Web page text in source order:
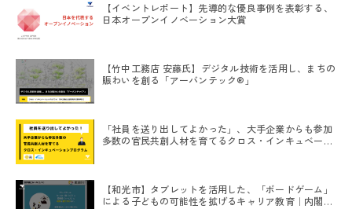
【イベントレポート】先導的な優良事例を表彰する、
日本オープンイノベーション大賞
【竹中工務店 安藤氏】デジタル技術を活用し、まちの
賑わいを創る「アーバンテック®」
「社員を送り出してよかった」、大手企業からも参加
多数の官民共創人材を育てるクロス・インキュベーシ
【和光市】タブレットを活用した、「ボードゲーム」
による子どもの可能性を拡げるキャリア教育｜内閣府